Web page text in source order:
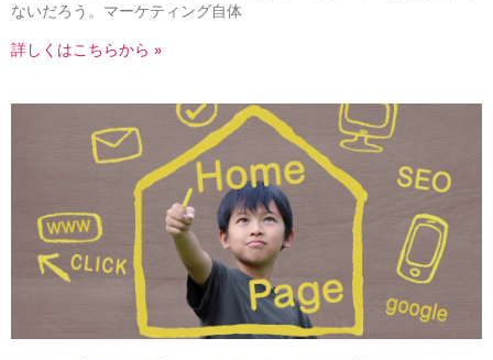
ないだろう。マーケティング自体
詳しくはこちらから »